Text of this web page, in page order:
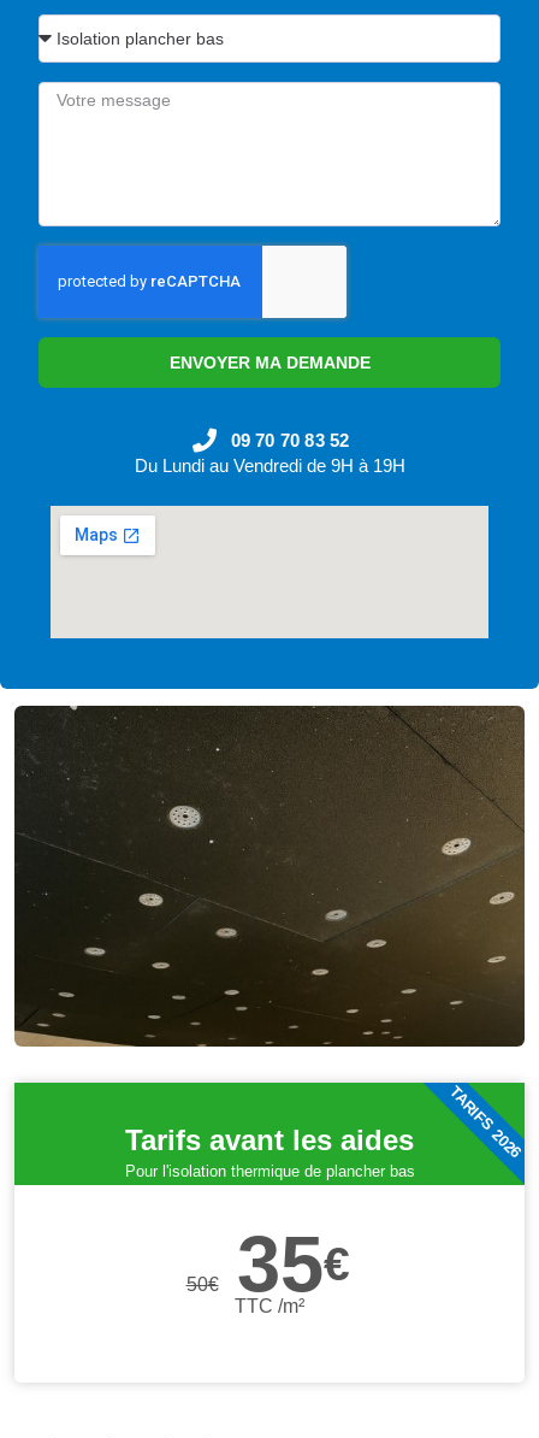
Tarifs avant les aides
Pour l'isolation thermique de plancher bas
50€ 35€
TTC /m²
TARIFS 2026
ENVOYER MA DEMANDE
09 70 70 83 52
Du Lundi au Vendredi de 9H à 19H